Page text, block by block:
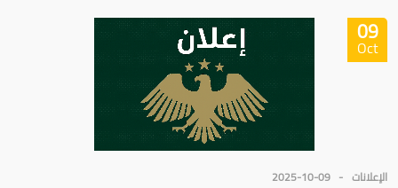
09
Oct
الإعلانات 2025-10-09